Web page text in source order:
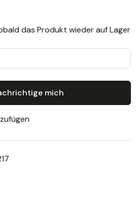
das Produkt wieder auf Lager
mich